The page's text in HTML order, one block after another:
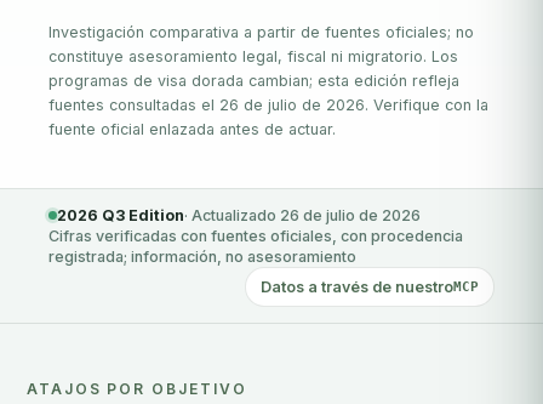
Investigación comparativa a partir de fuentes oficiales; no
constituye asesoramiento legal, fiscal ni migratorio. Los
programas de visa dorada cambian; esta edición refleja
fuentes consultadas el 26 de julio de 2026. Verifique con la
fuente oficial enlazada antes de actuar.
2026 Q3 Edition· Actualizado 26 de julio de 2026
Cifras verificadas con fuentes oficiales, con procedencia
registrada; información, no asesoramiento
Datos a través de nuestroMCP
ATAJOS POR OBJETIVO